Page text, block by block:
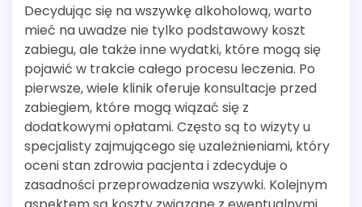
Decydując się na wszywkę alkoholową, warto
mieć na uwadze nie tylko podstawowy koszt
zabiegu, ale także inne wydatki, które mogą się
pojawić w trakcie całego procesu leczenia. Po
pierwsze, wiele klinik oferuje konsultacje przed
zabiegiem, które mogą wiązać się z
dodatkowymi opłatami. Często są to wizyty u
specjalisty zajmującego się uzależnieniami, który
oceni stan zdrowia pacjenta i zdecyduje o
zasadności przeprowadzenia wszywki. Kolejnym